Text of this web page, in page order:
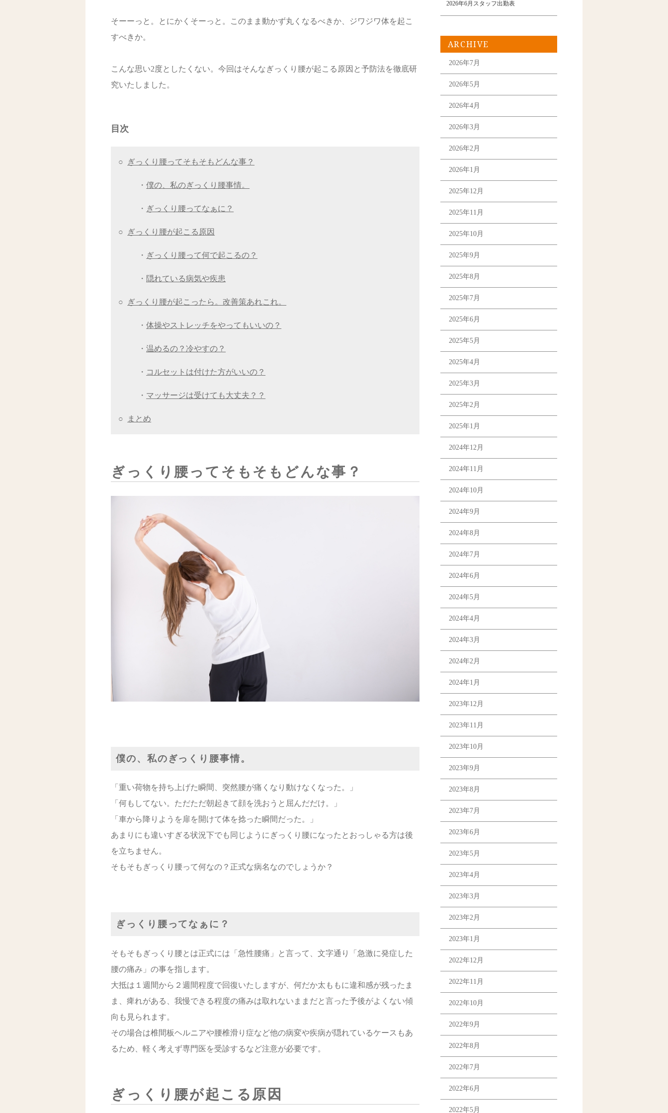
そーーっと。とにかくそーっと。このまま動かず丸くなるべきか、ジワジワ体を起こ
すべきか。
こんな思い2度としたくない。今回はそんなぎっくり腰が起こる原因と予防法を徹底研
究いたしました。
目次
○ ぎっくり腰ってそもそもどんな事？
・僕の、私のぎっくり腰事情。
・ ぎっくり腰ってなぁに？
○ ぎっくり腰が起こる原因
・ ぎっくり腰って何で起こるの？
・ 隠れている病気や疾患
○ ぎっくり腰が起こったら。改善策あれこれ。
・体操やストレッチをやってもいいの？
・温めるの？冷やすの？
・ コルセットは付けた方がいいの？
・ マッサージは受けても大丈夫？？
○ まとめ
ぎっくり腰ってそもそもどんな事？
僕の、私のぎっくり腰事情。
「重い荷物を持ち上げた瞬間、突然腰が痛くなり動けなくなった。」
「何もしてない。ただただ朝起きて顔を洗おうと屈んだだけ。」
「車から降りようを扉を開けて体を捻った瞬間だった。」
あまりにも違いすぎる状況下でも同じようにぎっくり腰になったとおっしゃる方は後
を立ちません。
そもそもぎっくり腰って何なの？正式な病名なのでしょうか？
ぎっくり腰ってなぁに？
そもそもぎっくり腰とは正式には「急性腰痛」と言って、文字通り「急激に発症した
腰の痛み」の事を指します。
大抵は１週間から２週間程度で回復いたしますが、何だか太ももに違和感が残ったま
ま、痺れがある、我慢できる程度の痛みは取れないままだと言った予後がよくない傾
向も見られます。
その場合は椎間板ヘルニアや腰椎滑り症など他の病変や疾病が隠れているケースもあ
るため、軽く考えず専門医を受診するなど注意が必要です。
ぎっくり腰が起こる原因
2026年6月スタッフ出勤表
ARCHIVE
2026年7月
2026年5月
2026年4月
2026年3月
2026年2月
2026年1月
2025年12月
2025年11月
2025年10月
2025年9月
2025年8月
2025年7月
2025年6月
2025年5月
2025年4月
2025年3月
2025年2月
2025年1月
2024年12月
2024年11月
2024年10月
2024年9月
2024年8月
2024年7月
2024年6月
2024年5月
2024年4月
2024年3月
2024年2月
2024年1月
2023年12月
2023年11月
2023年10月
2023年9月
2023年8月
2023年7月
2023年6月
2023年5月
2023年4月
2023年3月
2023年2月
2023年1月
2022年12月
2022年11月
2022年10月
2022年9月
2022年8月
2022年7月
2022年6月
2022年5月